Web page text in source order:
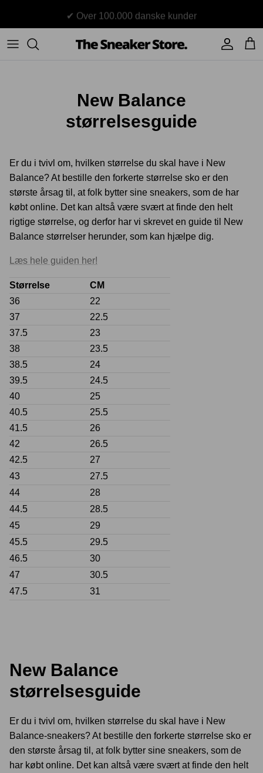
✔ Over 100.000 danske kunder
Sneakers
Yeezy
Jordans
New Balance
Stüssy
BAPE - A Bathing Ape
Accessories
Accessories Sneaker boks
Crease protectors
Sneaker rengøring
New Balance
størrelsesguide
Er du i tvivl om, hvilken størrelse du skal have i New
Balance? At bestille den forkerte størrelse sko er den
største årsag til, at folk bytter sine sneakers, som de har
købt online. Det kan altså være svært at finde den helt
rigtige størrelse, og derfor har vi skrevet en guide til New
Balance størrelser herunder, som kan hjælpe dig.
Læs hele guiden her!
Størrelse
CM
36
22
37
22.5
37.5
23
38
23.5
38.5
24
39.5
24.5
40
25
40.5
25.5
41.5
26
42
26.5
42.5
27
43
27.5
44
28
44.5
28.5
45
29
45.5
29.5
46.5
30
47
30.5
47.5
31
New Balance
størrelsesguide
Er du i tvivl om, hvilken størrelse du skal have i New
Balance-sneakers? At bestille den forkerte størrelse sko er
den største årsag til, at folk bytter sine sneakers, som de
har købt online. Det kan altså være svært at finde den helt